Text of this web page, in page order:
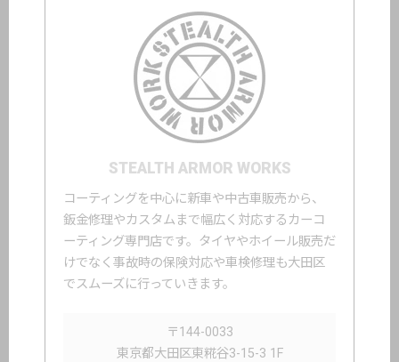
STEALTH ARMOR WORKS
コーティングを中心に新車や中古車販売から、
鈑金修理やカスタムまで幅広く対応するカーコ
ーティング専門店です。タイヤやホイール販売だ
けでなく事故時の保険対応や車検修理も大田区
でスムーズに行っていきます。
〒144-0033
東京都大田区東糀谷3-15-3 1F